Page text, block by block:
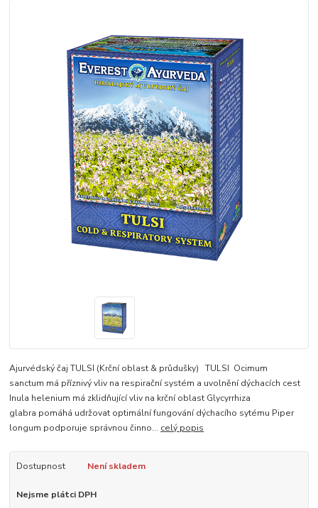
Ajurvédský čaj TULSI (Krční oblast & průdušky) TULSI Ocimum
sanctum má příznivý vliv na respirační systém a uvolnění dýchacích cest
Inula helenium má zklidňující vliv na krční oblast Glycyrrhiza
glabra pomáhá udržovat optimální fungování dýchacího sytému Piper
longum podporuje správnou činno... celý popis
Dostupnost Není skladem
Nejsme plátci DPH